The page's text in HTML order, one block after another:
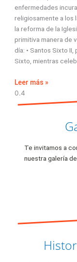
enfermedades
religiosamente a los
la reforma de la
primitiva manera de
día: • Santos Sixto
Sixto, mientras
Leer más »
Te invitamos a
nuestra galería